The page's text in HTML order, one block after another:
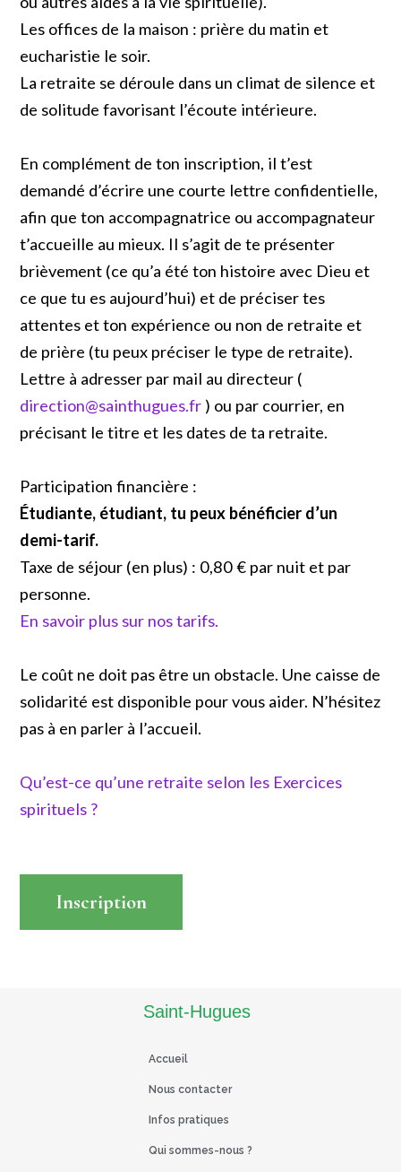
Les offices de la maison : prière du matin et
eucharistie le soir.
La retraite se déroule dans un climat de silence et
de solitude favorisant l’écoute intérieure.
En complément de ton inscription, il t’est
demandé d’écrire une courte lettre confidentielle,
afin que ton accompagnatrice ou accompagnateur
t’accueille au mieux. Il s’agit de te présenter
brièvement (ce qu’a été ton histoire avec Dieu et
ce que tu es aujourd’hui) et de préciser tes
attentes et ton expérience ou non de retraite et
de prière (tu peux préciser le type de retraite).
Lettre à adresser par mail au directeur (
direction@sainthugues.fr ) ou par courrier, en
précisant le titre et les dates de ta retraite.
Participation financière :
Étudiante, étudiant, tu peux bénéficier d’un
demi-tarif.
Taxe de séjour (en plus) : 0,80 € par nuit et par
personne.
En savoir plus sur nos tarifs.
Le coût ne doit pas être un obstacle. Une caisse de
solidarité est disponible pour vous aider. N’hésitez
pas à en parler à l’accueil.
Qu’est-ce qu’une retraite selon les Exercices
spirituels ?
Inscription
Saint-Hugues
Accueil
Nous contacter
Infos pratiques
Qui sommes-nous ?